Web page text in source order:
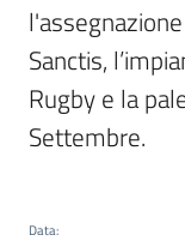
Menu selezionato
Vivere
Reggio
Emilia
Sanctis,
Rugby e la
Settembre.
Data: